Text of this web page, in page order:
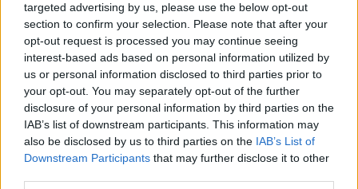
targeted advertising by us, please use the below opt-out
section to confirm your selection. Please note that after your
opt-out request is processed you may continue seeing
interest-based ads based on personal information utilized by
us or personal information disclosed to third parties prior to
your opt-out. You may separately opt-out of the further
disclosure of your personal information by third parties on the
IAB’s list of downstream participants. This information may
also be disclosed by us to third parties on the IAB’s List of
Downstream Participants that may further disclose it to other
La questione israelo-palestinese ignorata dal G20
Erdogan continua a sfidare l'Occidente
Libano, collasso economico e guerra civile
Johnson, da Trump a Biden alla Brexit
L'AUKUS e il Quad
Biden, primo presidente USA non in guerra
Papa Bergoglio vedrà Viktor Orbán
Bennet, un giorno in attesa di Biden
Il ritorno dei talebani
​La lenta agonia del Libano
Sudafrica, è allarme alimentare
Usa di nuovo al centro della geopolitica internazionale